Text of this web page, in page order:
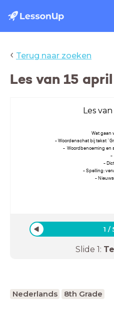
‹ Terug naar zoeken
Les van 15
Les van
Wat gaan
- Woordenschat bij tekst
- Woordbenoeming en
-
-
- Spelling:
-
1 /
Slide 1:
Nederlands 8th Grade